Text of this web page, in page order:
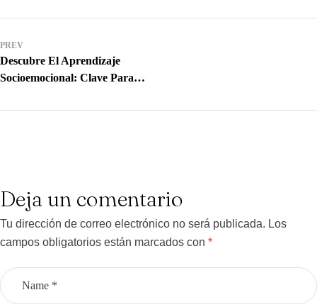
PREV
Descubre El Aprendizaje
Socioemocional: Clave Para
Transformadora
Deja un comentario
Tu dirección de correo electrónico no será publicada. Los
campos obligatorios están marcados con *